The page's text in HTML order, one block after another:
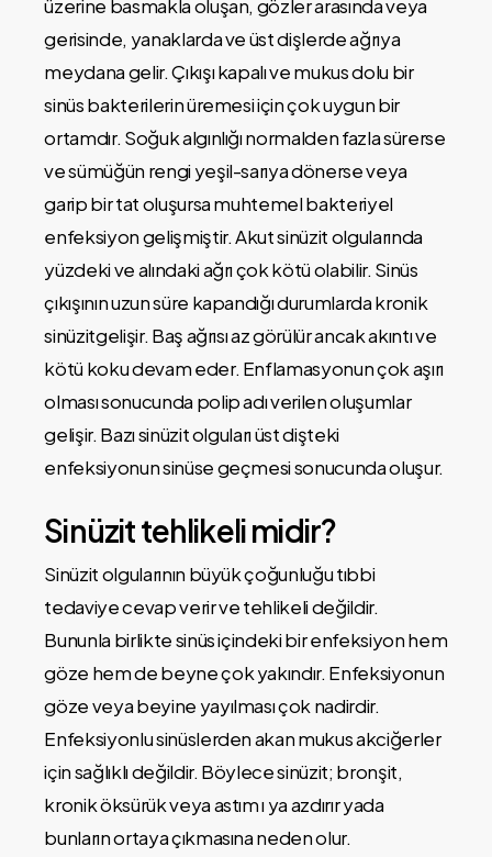
üzerine basmakla oluşan, gözler arasında veya
gerisinde, yanaklarda ve üst dişlerde ağrıya
meydana gelir. Çıkışı kapalı ve mukus dolu bir
sinüs bakterilerin üremesi için çok uygun bir
ortamdır. Soğuk algınlığı normalden fazla sürerse
ve sümüğün rengi yeşil-sarıya dönerse veya
garip bir tat oluşursa muhtemel bakteriyel
enfeksiyon gelişmiştir. Akut sinüzit olgularında
yüzdeki ve alındaki ağrı çok kötü olabilir. Sinüs
çıkışının uzun süre kapandığı durumlarda kronik
sinüzitgelişir. Baş ağrısı az görülür ancak akıntı ve
kötü koku devam eder. Enflamasyonun çok aşırı
olması sonucunda polip adı verilen oluşumlar
gelişir. Bazı sinüzit olguları üst dişteki
enfeksiyonun sinüse geçmesi sonucunda oluşur.
Sinüzit tehlikeli midir?
Sinüzit olgularının büyük çoğunluğu tıbbi
tedaviye cevap verir ve tehlikeli değildir.
Bununla birlikte sinüs içindeki bir enfeksiyon hem
göze hem de beyne çok yakındır. Enfeksiyonun
göze veya beyine yayılması çok nadirdir.
Enfeksiyonlu sinüslerden akan mukus akciğerler
için sağlıklı değildir. Böylece sinüzit; bronşit,
kronik öksürük veya astım ı ya azdırır yada
bunların ortaya çıkmasına neden olur.